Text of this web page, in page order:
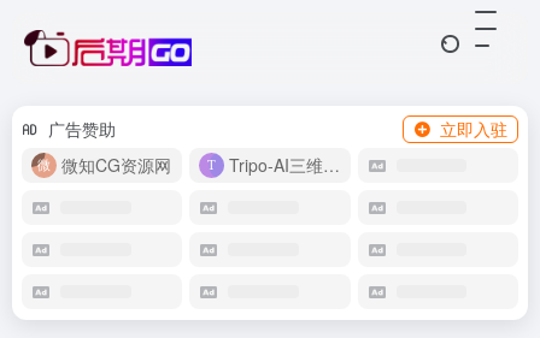
广告赞助
立即入驻
微知CG资源网
Tripo-AI三维模型